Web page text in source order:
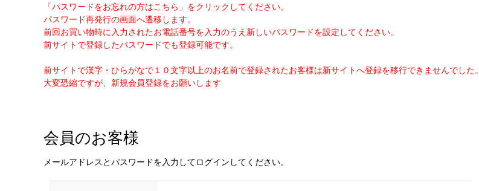
「パスワードをお忘れの方はこちら」をクリックしてください。
パスワード再発行の画面へ遷移します。
前回お買い物時に入力されたお電話番号を入力のうえ新しいパスワードを設定してください。
前サイトで登録したパスワードでも登録可能です。
前サイトで漢字・ひらがなで１０文字以上のお名前で登録されたお客様は新サイトへ登録を移行できませんでした。
大変恐縮ですが、新規会員登録をお願いします
会員のお客様
メールアドレスとパスワードを入力してログインしてください。